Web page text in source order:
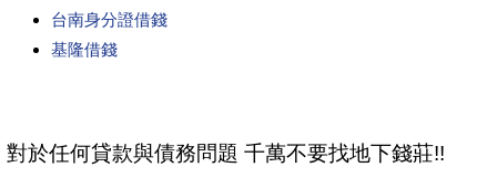
台南身分證借錢
基隆借錢
對於任何貸款與債務問題 千萬不要找地下錢莊!!